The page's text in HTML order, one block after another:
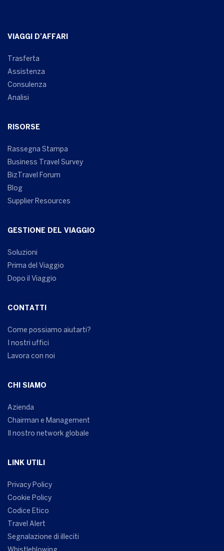
VIAGGI D’AFFARI
Trasferta
Assistenza
Consulenza
Analisi
RISORSE
Rassegna Stampa
Business Travel Survey
BizTravel Forum
Blog
Supplier Resources
GESTIONE DEL VIAGGIO
Soluzioni
Prima del Viaggio
Dopo il Viaggio
CONTATTI
Come possiamo aiutarti?
I nostri uffici
Lavora con noi
CHI SIAMO
Azienda
Chairman e Management
Il nostro network globale
LINK UTILI
Privacy Policy
Cookie Policy
Codice Etico
Travel Alert
Segnalazione di illeciti